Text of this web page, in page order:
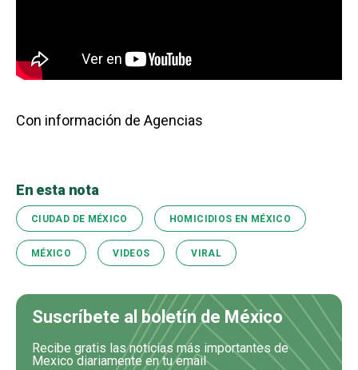
Con información de Agencias
En esta nota
CIUDAD DE MÉXICO HOMICIDIOS EN MÉXICO
MÉXICO VIDEOS VIRAL
Suscríbete al boletín de México
Recibe gratis las noticias más importantes de
Mexico diariamente en tu email